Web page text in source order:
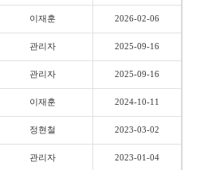
이재훈 2026-02-06
관리자 2025-09-16
관리자 2025-09-16
이재훈 2024-10-11
정현철 2023-03-02
관리자 2023-01-04